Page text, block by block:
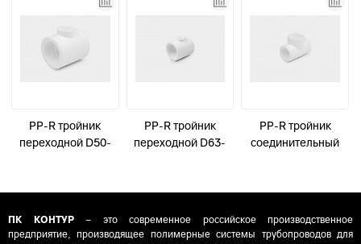
PP-R тройник
переходной D50-
PP-R тройник
переходной D63-
PP-R тройник
соединительный
ПК КОНТУР– это современное российское производственное
предприятие, производящее полимерные системы трубопроводов для